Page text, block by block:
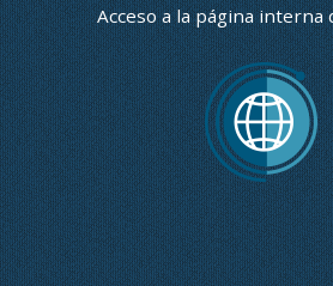
Acceso a la página interna